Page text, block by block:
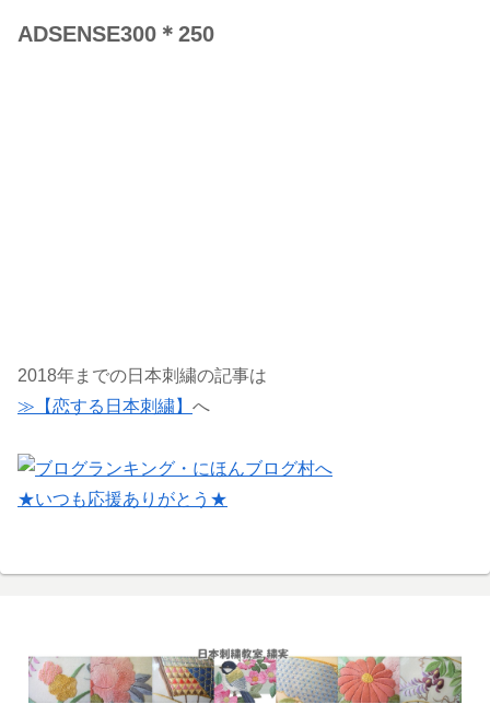
ADSENSE300＊250
2018年までの日本刺繍の記事は
≫【恋する日本刺繍】 へ
★いつも応援ありがとう★